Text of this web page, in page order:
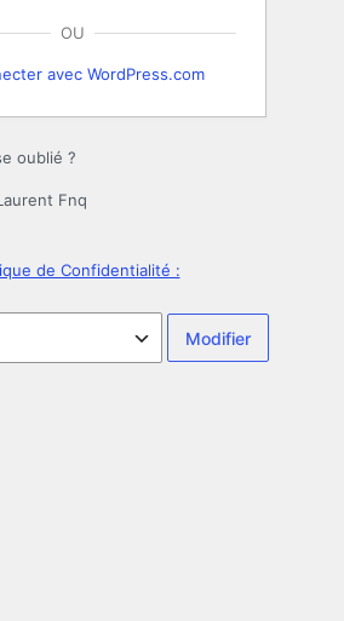
OU
avec WordPress.com
oublié ?
Fnq
de Confidentialité :